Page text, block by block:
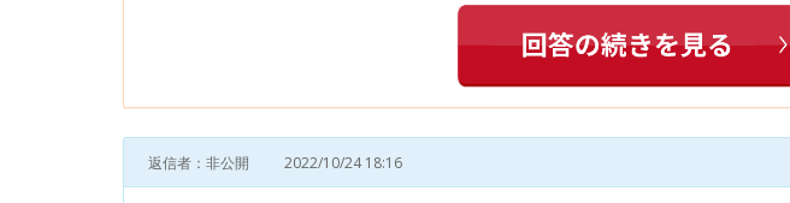
返信者：非公開 2022/10/24 18:16